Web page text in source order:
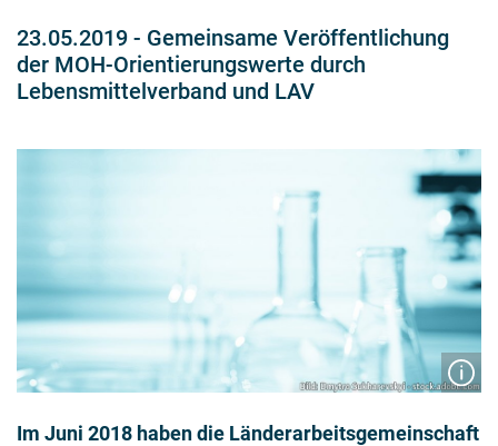
23.05.2019 - Gemeinsame Veröffentlichung
der MOH-Orientierungswerte durch
Lebensmittelverband und LAV
Im Juni 2018 haben die Länderarbeitsgemeinschaft